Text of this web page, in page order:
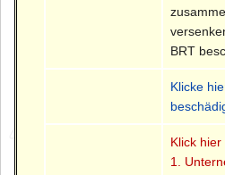
BRT
Klicke
Klick
1.